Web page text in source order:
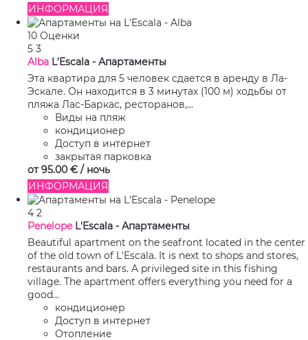
ИНФОРМАЦИЯ
10 Оценки
5 3
Alba L'Escala - Апартаменты
Эта квартира для 5 человек сдается в аренду в Ла-
Эскале. Он находится в 3 минутах (100 м) ходьбы от
пляжа Лас-Баркас, ресторанов,...
Виды на пляж
кондиционер
Доступ в интернет
закрытая парковка
от 95.00 € / ночь
ИНФОРМАЦИЯ
4 2
Penelope L'Escala - Апартаменты
Beautiful apartment on the seafront located in the center
of the old town of L'Escala. It is next to shops and stores,
restaurants and bars. A privileged site in this fishing
village. The apartment offers everything you need for a
good...
кондиционер
Доступ в интернет
Отопление